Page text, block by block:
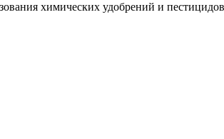
химических удобрений и